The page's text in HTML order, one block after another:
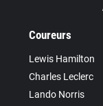
Coureurs
Lewis Hamilton
Charles Leclerc
Lando Norris